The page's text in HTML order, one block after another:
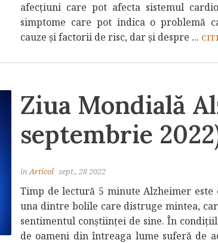
afecțiuni care pot afecta sistemul
simptome care pot indica o problemă
cauze și factorii de risc, dar și despre ...
Ziua Mondială
septembrie
inArticol sept., 28 2022
Timp de lectură 5 minute Alzheimer
una dintre bolile care distruge mintea,
sentimentul conștiinței de sine. În
de oameni din întreaga lume suferă de